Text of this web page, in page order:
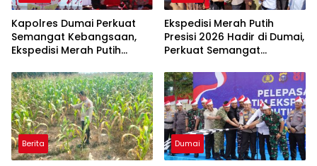
Kapolres Dumai Perkuat
Semangat Kebangsaan,
Ekspedisi Merah Putih
Nyata untuk Rakyat
Ekspedisi Merah Putih
Presisi 2026 Hadir di Dumai,
Perkuat Semangat
Kepedulian Sosial
Berita Dumai